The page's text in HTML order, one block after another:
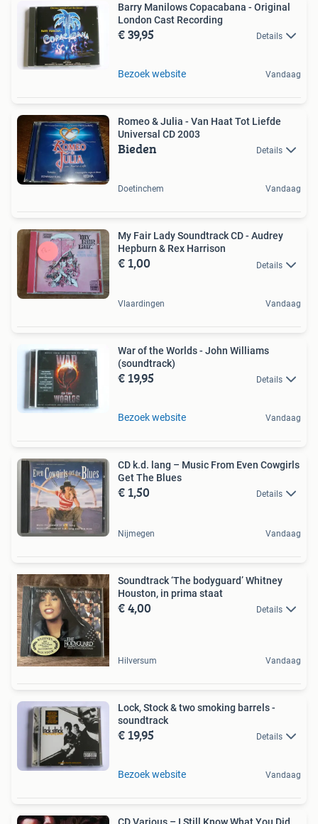
Barry Manilows Copacabana - Original
London Cast Recording
€ 39,95 Details
Bezoek website Vandaag
Romeo & Julia - Van Haat Tot Liefde
Universal CD 2003
Bieden Details
Doetinchem Vandaag
My Fair Lady Soundtrack CD - Audrey
Hepburn & Rex Harrison
€ 1,00 Details
Vlaardingen Vandaag
War of the Worlds - John Williams
(soundtrack)
€ 19,95 Details
Bezoek website Vandaag
CD k.d. lang – Music From Even Cowgirls
Get The Blues
€ 1,50 Details
Nijmegen Vandaag
Soundtrack ‘The bodyguard’ Whitney
Houston, in prima staat
€ 4,00 Details
Hilversum Vandaag
Lock, Stock & two smoking barrels -
soundtrack
€ 19,95 Details
Bezoek website Vandaag